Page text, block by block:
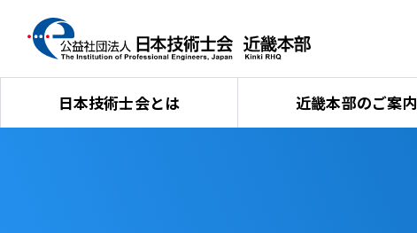
日本技術士会とは 近畿本部のご案内